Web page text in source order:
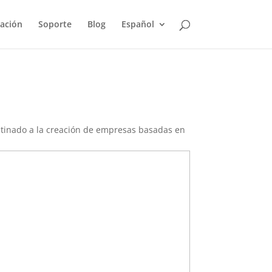
Soporte Blog Español
a la creación de empresas basadas en